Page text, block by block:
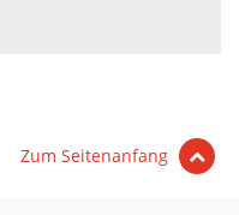
Zum Seitenanfang